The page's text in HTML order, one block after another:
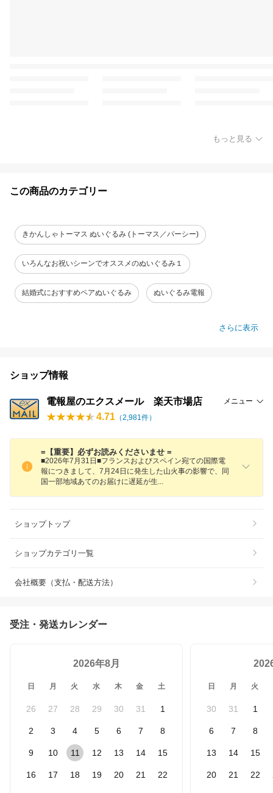
もっと見る
この商品のカテゴリー
きかんしゃトーマス ぬいぐるみ (トーマス／パーシー)
いろんなお祝いシーンでオススメのぬいぐるみ１
結婚式におすすめペアぬいぐるみ ぬいぐるみ電報
さらに表示
ショップ情報
電報屋のエクスメール 楽天市場店 メニュー
4.71 （2,981 件）
=【重要】必ずお読みくださいませ =
■2026年7月31日■フランスおよびスペイン宛ての国際電
報につきまして、7月24日に発生した山火事の影響で、同
国一部地域あてのお届けに遅延が生
ショップトップ
ショップカテゴリ一覧
会社概要（支払・配送方法）
受注・発送カレンダー
2026年8月
日 月 火 水 木 金 土
26 27 28 29 30 31 1
2 3 4 5 6 7 8
9 10 11 12 13 14 15
16 17 18 19 20 21 22
日 月 火
30 31 1
6 7 8
13 14 15
20 21 22